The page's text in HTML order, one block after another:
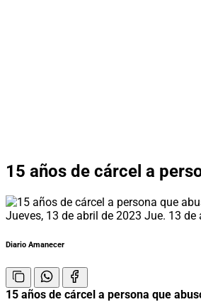
15 años de cárcel a
Jueves, 13 de abril de 2023 Jue. 13 de
Diario Amanecer
15 años de cárcel a persona que